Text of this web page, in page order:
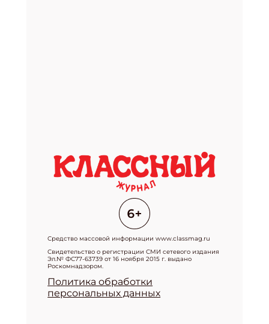
Средство массовой информации www.classmag.ru
Свидетельство о регистрации СМИ сетевого издания
Эл.№ ФС77-63739 от 16 ноября 2015 г. выдано
Роскомнадзором.
Политика обработки
персональных данных